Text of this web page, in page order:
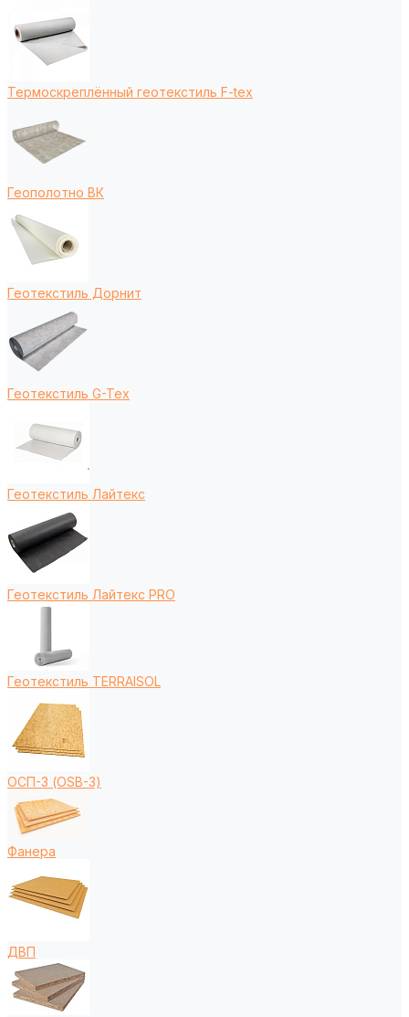
Термоскреплённый геотекстиль F-tex
Геополотно ВК
Геотекстиль Дорнит
Геотекстиль G-Tex
Геотекстиль Лайтекс
Геотекстиль Лайтекс PRO
Геотекстиль TERRAISOL
ОСП-3 (OSB-3)
Фанера
ДВП